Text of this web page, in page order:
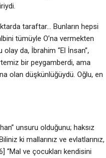
taraftar… Bunların hepsi
tümüyle O’na vermekten
da, İbrahim “El İnsan”,
bir peygamberdi, ama
olan düşkünlüğüydü. Oğlu, en
unsuru olduğunu; haksız
ki mallarınız ve evlatlarınız,
“Mal ve çocukları kendisini